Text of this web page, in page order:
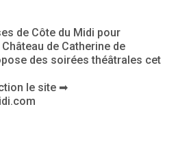
de Côte du Midi pour
de Catherine de
des soirées théâtrales cet
le site ➡